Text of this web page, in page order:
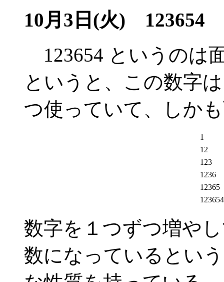
10月3日(火) 123654
123654 というのは
というと、この数字
つ使っていて、しか
1
12
123
1236
12365
123654
数字を１つずつ増や
数になっているとい